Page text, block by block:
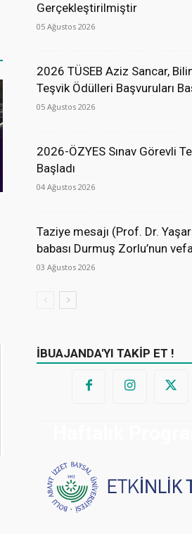
Gerçekleştirilmiştir
05 Ağustos 2026
2026 TÜSEB Aziz Sancar,
Teşvik Ödülleri Başvuruları
05 Ağustos 2026
2026-ÖZYES Sınav Görevli
Başladı
04 Ağustos 2026
Taziye mesajı (Prof. Dr.
babası Durmuş Zorlu’nun
03 Ağustos 2026
İBUAJANDA'YI TAKİP ET !